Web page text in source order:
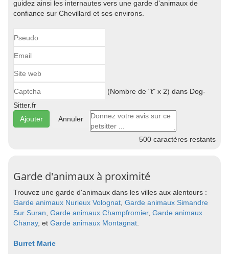
guidez ainsi les internautes vers une garde d'animaux de
confiance sur Chevillard et ses environs.
(Nombre de "t" x 2) dans Dog-
Sitter.fr
Annuler
500 caractères restants
Garde d'animaux à proximité
Trouvez une garde d'animaux dans les villes aux alentours :
Garde animaux Nurieux Volognat Garde animaux Simandre
Sur Suran Garde animaux Champfromier, Garde animaux
Chanay, et Garde animaux Montagnat
Burret Marie